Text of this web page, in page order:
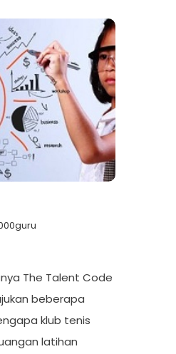
The Talent Code
beberapa
klub tenis
latihan